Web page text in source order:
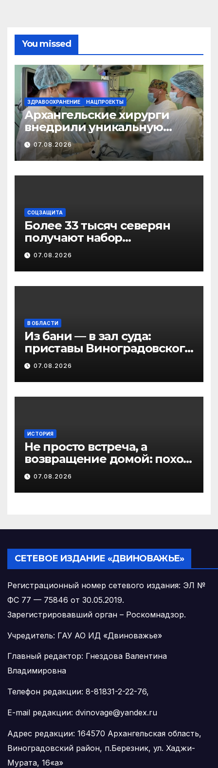
You missed
ЗДРАВООХРАНЕНИЕ НАЦПРОЕКТЫ
Архангельские хирурги
внедрили уникальную
методику
малотравматичного
лечения патологии
диафрагмы
07.08.2026
СОЦЗАЩИТА
Более 33 тысяч северян
получают набор
социальных услуг в виде
льгот
07.08.2026
В ОБЛАСТИ
Из бани — в зал суда:
приставы Виноградовского
округа разыскали
должника по алиментам
07.08.2026
ИСТОРИЯ
Не просто встреча, а
возвращение домой: поход
на родину предков в
Виноградовском округе
07.08.2026
СЕТЕВОЕ ИЗДАНИЕ «ДВИНОВАЖЬЕ»
Регистрационный номер сетевого издания: ЭЛ №
ФС 77 — 75846 от 30.05.2019.
Зарегистрировавший орган – Роскомнадзор.
Учредитель: ГАУ АО ИД «Двиноважье»
Главный редактор: Гнездова Валентина
Владимировна
Телефон редакции: 8-81831-2-22-76,
E-mail редакции: dvinovage@yandex.ru
Адрес редакции: 164570 Архангельская область,
Виноградовский район, п.Березник, ул. Хаджи-
Мурата, 16«а»